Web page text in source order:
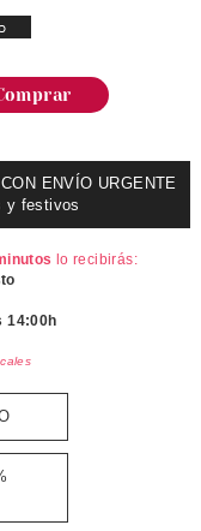
ENVÍO URGENTE
y festivos
lo recibirás:
14:00h